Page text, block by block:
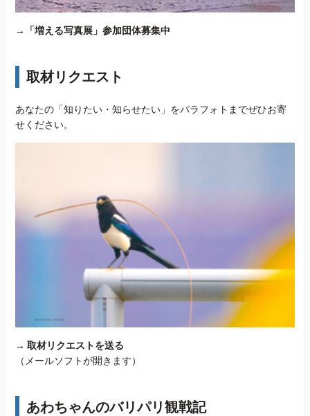
→ 「増える写真展」参加団体募集中
取材リクエスト
あなたの「知りたい・知らせたい」をパラフォトまでぜひお寄
せください。
→ 取材リクエストを送る
（メールソフトが開きます）
あわちゃんのバリパリ観戦記